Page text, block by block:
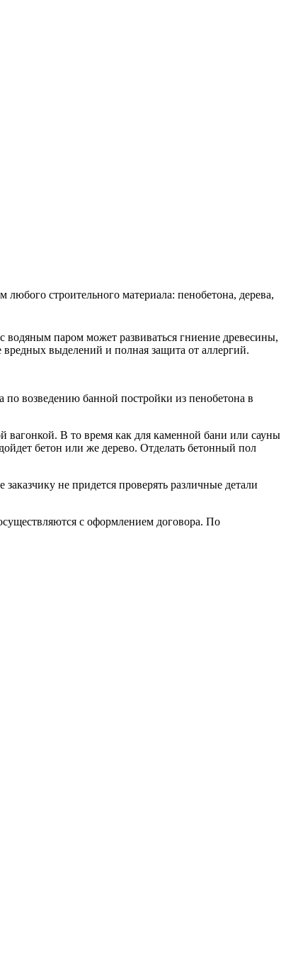
строительного материала: пенобетона, дерева,
водяным паром может развиваться гниение древесины,
выделений и полная защита от аллергий.
возведению банной постройки из пенобетона в
вагонкой. В то время как для каменной бани или сауны
бетон или же дерево. Отделать бетонный пол
не придется проверять различные детали
с оформлением договора. По